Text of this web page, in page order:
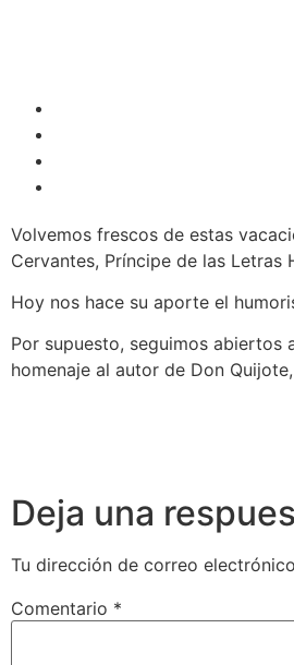
Volvemos frescos de estas
Cervantes, Príncipe de las Letras
Hoy nos hace su aporte el
Por supuesto, seguimos abiertos
homenaje al autor de Don
Deja una
Tu dirección de correo
Comentario *